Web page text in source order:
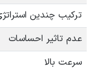
ترکیب چندین
عدم تاثیر احساسات
سرعت بالا